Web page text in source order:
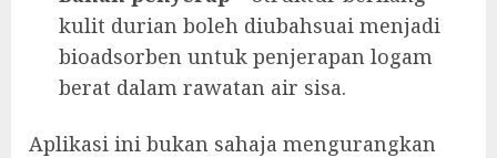
kulit durian boleh diubahsuai menjadi
bioadsorben untuk penjerapan logam
berat dalam rawatan air sisa.
Aplikasi ini bukan sahaja mengurangkan